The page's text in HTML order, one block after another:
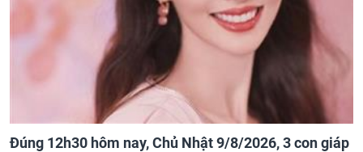
Đúng 12h30 hôm nay, Chủ Nhật 9/8/2026, 3 con giáp